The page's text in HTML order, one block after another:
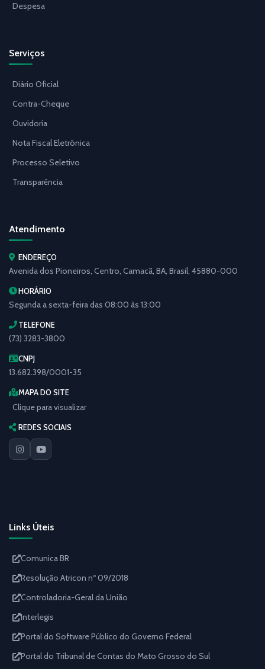
Despesa
Serviços
Diário Oficial
Contra-Cheque
Ouvidoria
Nota Fiscal Eletrônica
Processo Seletivo
Transparência
Atendimento
ENDEREÇO
Avenida dos Pioneiros, Centro, Camacã, BA, Brasil, 45880-000
HORÁRIO
Segunda a sexta-feira das 08:00 às 13:00
TELEFONE
(73) 3283-3800
CNPJ
13.682.398/0001-35
MAPA DO SITE
Clique para visualizar
REDES SOCIAIS
Links Úteis
Comunica BR
Resolução Atricon nº 09/2018
Controladoria-Geral da União
Interlegis
Portal do Software Público do Governo Federal
Portal do Tribunal de Contas do Mato Grosso do Sul